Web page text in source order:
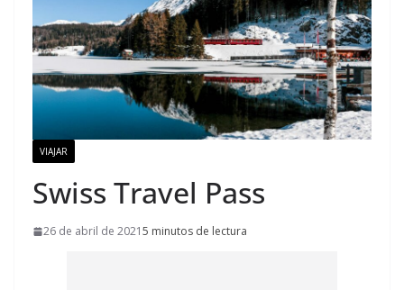
VIAJAR
Swiss Travel Pass
26 de abril de 20215 minutos de lectura